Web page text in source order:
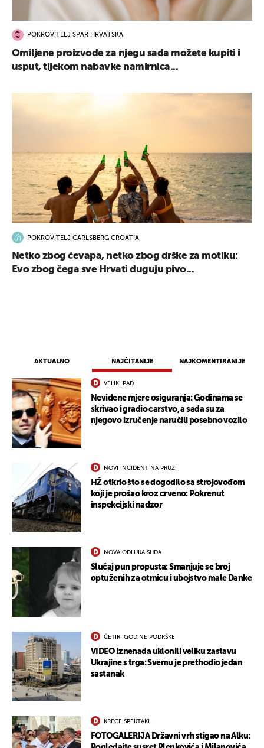
AKTUALNO NAJČITANIJE NAJKOMENTIRANIJE
VELIKI PAD
Neviđene mjere osiguranja: Godinama se
skrivao i gradio carstvo, a sada su za
njegovo izručenje naručili posebno vozilo
NOVI INCIDENT NA PRUZI
HŽ otkrio što se dogodilo sa strojovođom
koji je prošao kroz crveno: Pokrenut
inspekcijski nadzor
NOVA ODLUKA SUDA
Slučaj pun propusta: Smanjuje se broj
optuženih za otmicu i ubojstvo male Danke
ČETIRI GODINE PODRŠKE
VIDEO Iznenada uklonili veliku zastavu
Ukrajine s trga: Svemu je prethodio jedan
sastanak
KREĆE SPEKTAKL
FOTOGALERIJA Državni vrh stigao na Alku:
POKROVITELJ SPAR HRVATSKA
Omiljene proizvode za njegu sada možete kupiti i
usput, tijekom nabavke namirnica...
POKROVITELJ CARLSBERG CROATIA
Netko zbog ćevapa, netko zbog drške za motiku:
Evo zbog čega sve Hrvati duguju pivo...